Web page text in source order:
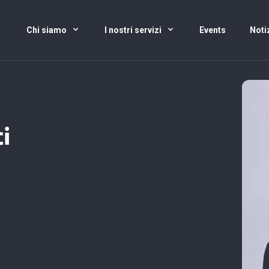
Chi siamo I nostri servizi Events